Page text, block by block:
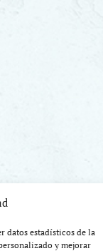
datos estadísticos de la
y mejorar